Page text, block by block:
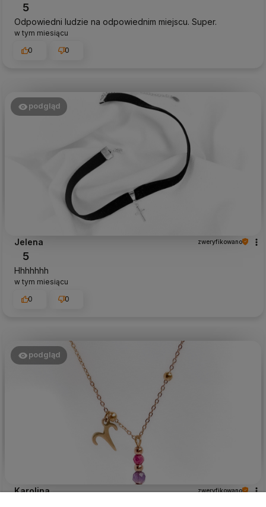
5
Odpowiedni ludzie na odpowiednim miejscu. Super.
w tym miesiącu
0
0
podgląd
Jelena zweryfikowano
5
Hhhhhhh
w tym miesiącu
0
0
podgląd
Karolina zweryfikowano